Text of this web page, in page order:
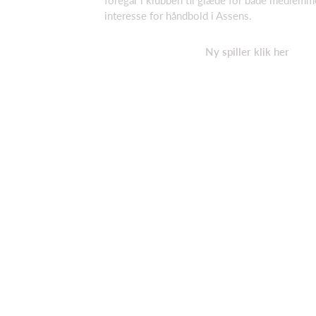
interesse for håndbold i Assens.
Ny spiller klik her